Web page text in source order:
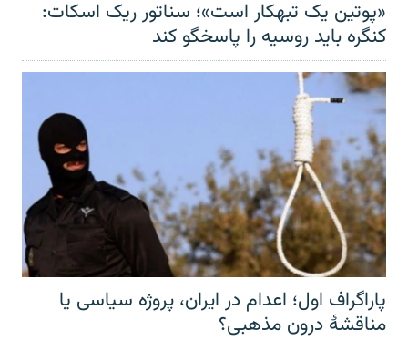
«پوتین یک تبهکار است»؛ سناتور ریک اسکات:
کنگره باید روسیه را پاسخگو کند
پاراگراف اول؛ اعدام در ایران، پروژه سیاسی یا
مناقشهٔ درون مذهبی؟